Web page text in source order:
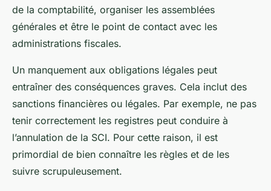
de la comptabilité, organiser les assemblées
générales et être le point de contact avec les
administrations fiscales.
Un manquement aux obligations légales peut
entraîner des conséquences graves. Cela inclut des
sanctions financières ou légales. Par exemple, ne pas
tenir correctement les registres peut conduire à
l’annulation de la SCI. Pour cette raison, il est
primordial de bien connaître les règles et de les
suivre scrupuleusement.